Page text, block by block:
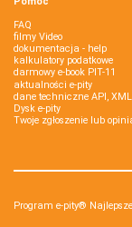
FAQ
filmy Video
dokumentacja - help
kalkulatory podatkowe
darmowy e-book PIT-11
aktualności e-pity
dane techniczne API, XML
Dysk e-pity
Twoje zgłoszenie lub
Program e-pity®